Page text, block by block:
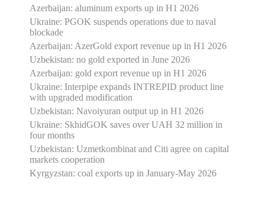
Azerbaijan: aluminum exports up in H1 2026
Ukraine: PGOK suspends operations due to naval
blockade
Azerbaijan: AzerGold export revenue up in H1 2026
Uzbekistan: no gold exported in June 2026
Azerbaijan: gold export revenue up in H1 2026
Ukraine: Interpipe expands INTREPID product line
with upgraded modification
Uzbekistan: Navoiyuran output up in H1 2026
Ukraine: SkhidGOK saves over UAH 32 million in
four months
Uzbekistan: Uzmetkombinat and Citi agree on capital
markets cooperation
Kyrgyzstan: coal exports up in January-May 2026